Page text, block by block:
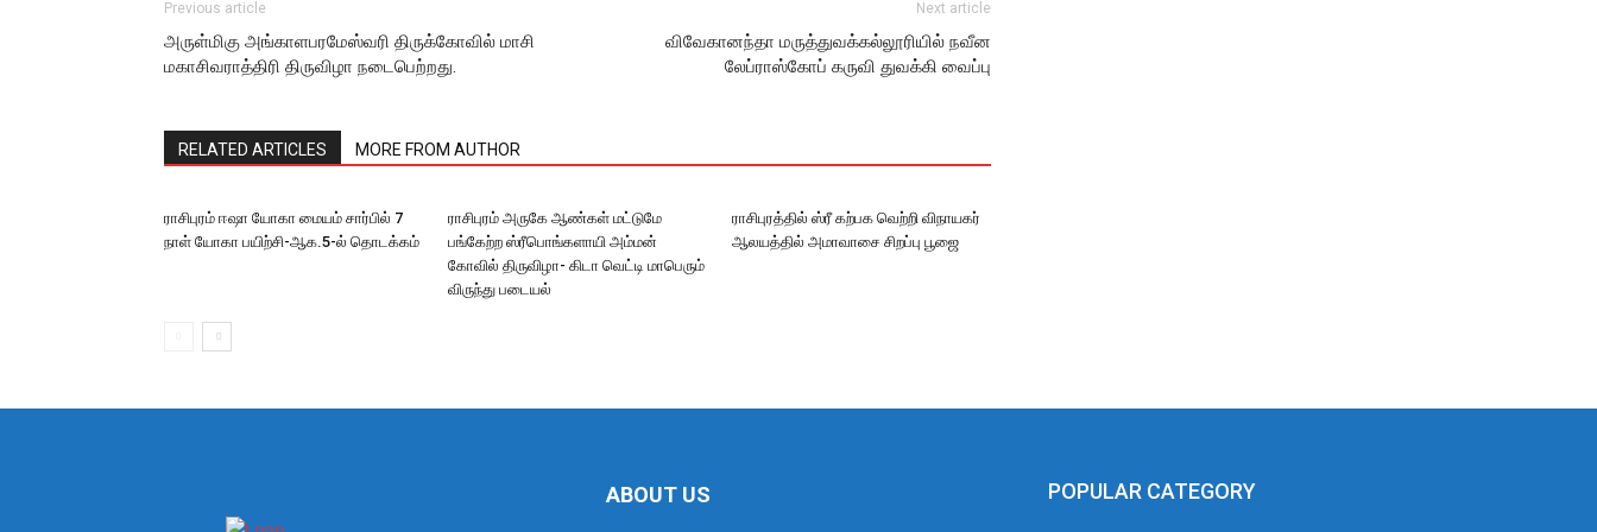
Previous article
அருள்மிகு அங்காளபரமேஸ்வரி திருக்கோவில் மாசி
மகாசிவராத்திரி திருவிழா நடைபெற்றது.
Next article
விவேகானந்தா மருத்துவக்கல்லூரியில் நவீன
லேப்ராஸ்கோப் கருவி துவக்கி வைப்பு
RELATED ARTICLES MORE FROM AUTHOR
ராசிபுரம் ஈஷா யோகா மையம் சார்பில் 7
நாள் யோகா பயிற்சி-ஆக.5-ல் தொடக்கம்
ராசிபுரம் அருகே ஆண்கள் மட்டுமே
பங்கேற்ற ஸ்ரீபொங்களாயி அம்மன்
கோவில் திருவிழா- கிடா வெட்டி மாபெரும்
விருந்து படையல்
ராசிபுரத்தில் ஸ்ரீ கற்பக வெற்றி விநாயகர்
ஆலயத்தில் அமாவாசை சிறப்பு பூஜை
ABOUT US POPULAR CATEGORY